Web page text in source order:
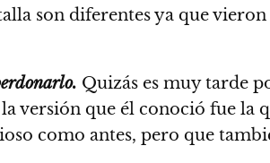
son diferentes ya que vieron
Quizás es muy tarde
versión que él conoció fue la
como antes, pero que